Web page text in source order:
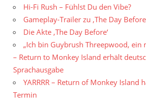
Hi-Fi Rush – Fühlst Du den Vibe?
Gameplay-Trailer zu ‚The Day
Die Akte ‚The Day Before‘
„Ich bin Guybrush Threepwood, ein
– Return to Monkey Island erhält
Sprachausgabe
YARRRR – Return of Monkey Island
Termin